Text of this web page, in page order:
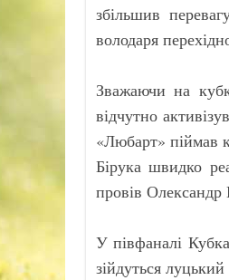
збільшив
володаря
Зважаючи на
відчутно
«Любарт» піймав
Бірука швидко
провів
У півфаналі
зійдуться